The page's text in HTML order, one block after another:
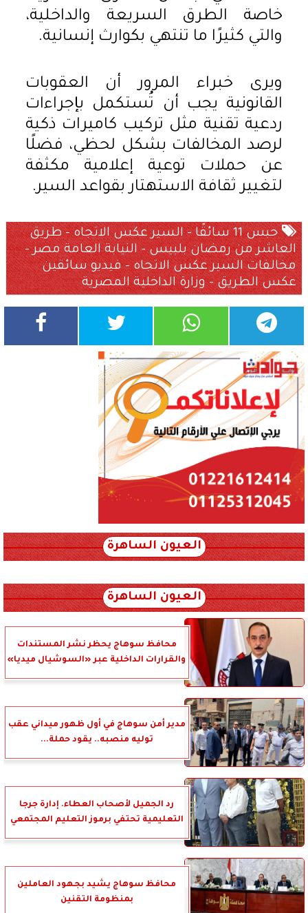
خاصة الطرق السريعة والداخلية،
والتي كثيرًا ما تنتهي بكوارث إنسانية.
ويرى خبراء المرور أن العقوبات
القانونية يجب أن تُستكمل بإجراءات
ردعية تقنية مثل تركيب كاميرات ذكية
لرصد المخالفات بشكل لحظي، فضلًا
عن حملات توعية إعلامية مكثفة
لتغيير ثقافة الاستهتار بقواعد السير.
حبس 11 سائقًا – السير عكس الاتجاه – طريق
العاشر من رمضان بلبيس – النيابة العامة مصر –
مخالفات السير عكس الاتجاه – فيديو سائقين
عكس الطريق – وزارة الداخلية المصرية
العيون الساهرة
العيون الساهرة
محافظ سوهاج يحظر نشر المستندات
والقرارات الداخلية عبر «السوشيال ميديا»
مدير أمن سوهاج في أول ظهور ميداني عقب
توليه منصبه.. يقود حملة...
رد الجميل لأصحاب العطاء. إدارة جرجا
التعليمية تحتفي برموز التعليم المجتمعي
محافظ سوهاج يشيد بجهود العاملين
بمنظومة التقنين